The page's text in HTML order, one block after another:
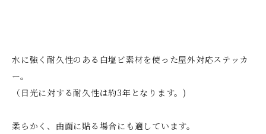
水に強く耐久性のある白塩ビ素材を使った屋外対応ステッカ
ー。
（日光に対する耐久性は約3年となります。)
柔らかく、曲面に貼る場合にも適しています。